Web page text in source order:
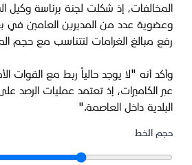
المخالفات، إذ شكلت لجنة برئاسة وكيل
وعضوية عدد من المديرين العامين في
رفع مبالغ الغرامات لتتناسب مع حجم
وأكد أنه "لا يوجد حالياً ربط مع القوات
عبر الكاميرات، إذ تعتمد عمليات الرصد
البلدية داخل العاصمة".
حجم الخط